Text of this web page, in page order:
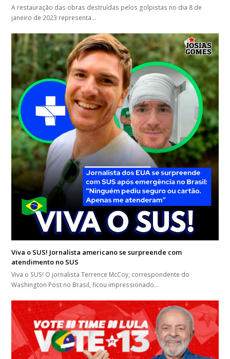
A restauração das obras destruídas pelos golpistas no dia 8 de
janeiro de 2023 representa…
Viva o SUS! Jornalista americano se surpreende com
atendimento no SUS
Viva o SUS! O jornalista Terrence McCoy, correspondente do
Washington Post no Brasil, ficou impressionado…